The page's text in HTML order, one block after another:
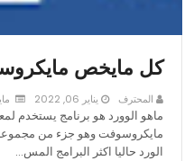
كل مايخص
المحترف يناير 06, 2022
ماهو الوورد هو برنامج يستخدم
مايكروسوفت وهو جزء من
الورد حاليا اكثر البرامج المس…